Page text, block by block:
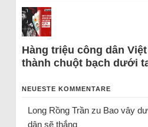
Hàng triệu công dân
thành chuột bạch dưới
NEUESTE KOMMENTARE
Long Rồng Trầnzu Bao vây
dân sẽ thắng